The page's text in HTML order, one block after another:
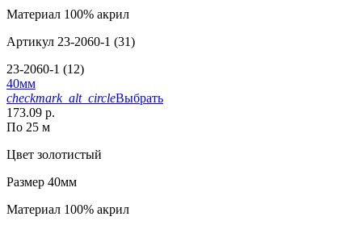
Материал 100% акрил
Артикул 23-2060-1 (31)
23-2060-1 (12)
40мм
checkmark_alt_circleВыбрать
173.09 р.
По 25 м
Цвет золотистый
Размер 40мм
Материал 100% акрил